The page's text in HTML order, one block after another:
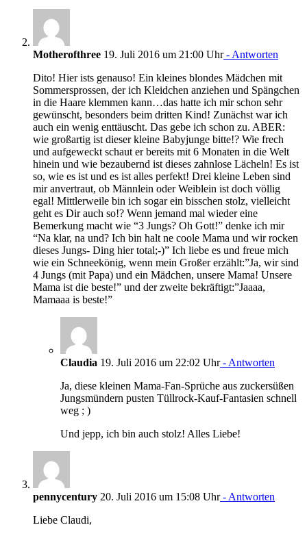
Motherofthree 19. Juli 2016 um 21:00 Uhr- Antworten
Dito! Hier ists genauso! Ein kleines blondes Mädchen mit
Sommersprossen, der ich Kleidchen anziehen und Spängchen
in die Haare klemmen kann…das hatte ich mir schon sehr
gewünscht, besonders beim dritten Kind! Zunächst war ich
auch ein wenig enttäuscht. Das gebe ich schon zu. ABER:
wie großartig ist dieser kleine Babyjunge bitte!? Wie frech
und aufgeweckt schaut er bereits mit 6 Monaten in die Welt
hinein und wie bezaubernd ist dieses zahnlose Lächeln! Es ist
so, wie es ist und es ist alles perfekt! Drei kleine Leben sind
mir anvertraut, ob Männlein oder Weiblein ist doch völlig
egal! Mittlerweile bin ich sogar ein bisschen stolz, vielleicht
geht es Dir auch so!? Wenn jemand mal wieder eine
Bemerkung macht wie “3 Jungs? Oh Gott!” denke ich mir
“Na klar, na und? Ich bin halt ne coole Mama und wir rocken
dieses Jungs- Ding hier total;-)” Ich liebe es und freue mich
wie ein Schneekönig, wenn mein Großer erzählt:”Ja, wir sind
4 Jungs (mit Papa) und ein Mädchen, unsere Mama! Unsere
Mama ist die beste!” und der zweite bekräftigt:”Jaaaa,
Mamaaa is beste!”
Claudia 19. Juli 2016 um 22:02 Uhr- Antworten
Ja, diese kleinen Mama-Fan-Sprüche aus zuckersüßen
Jungsmündern pusten Tüllrock-Kauf-Fantasien schnell
weg ; )
Und jepp, ich bin auch stolz! Alles Liebe!
pennycentury 20. Juli 2016 um 15:08 Uhr- Antworten
Liebe Claudi,